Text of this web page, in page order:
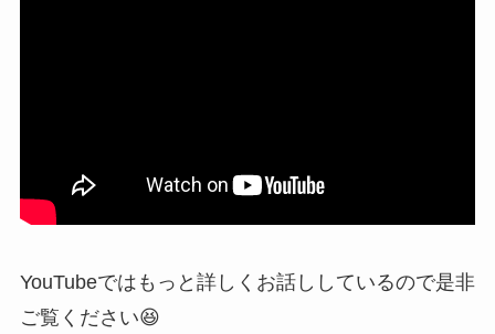
YouTubeではもっと詳しくお話ししているので是非
ご覧ください😆